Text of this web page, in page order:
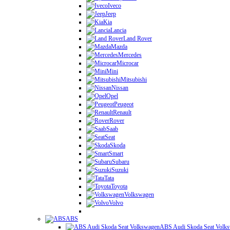
Iveco
Jeep
Kia
Lancia
Land Rover
Mazda
Mercedes
Microcar
Mini
Mitsubishi
Nissan
Opel
Peugeot
Renault
Rover
Saab
Seat
Skoda
Smart
Subaru
Suzuki
Tata
Toyota
Volkswagen
Volvo
ABS
ABS Audi Skoda Seat